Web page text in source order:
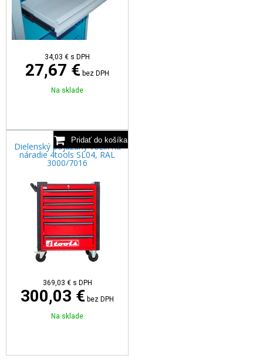
34,03 € s DPH
27,67 € bez DPH
Na sklade
Dielenský pojazdný vozík na
náradie 4tools SL04, RAL
3000/7016
369,03 € s DPH
300,03 € bez DPH
Na sklade